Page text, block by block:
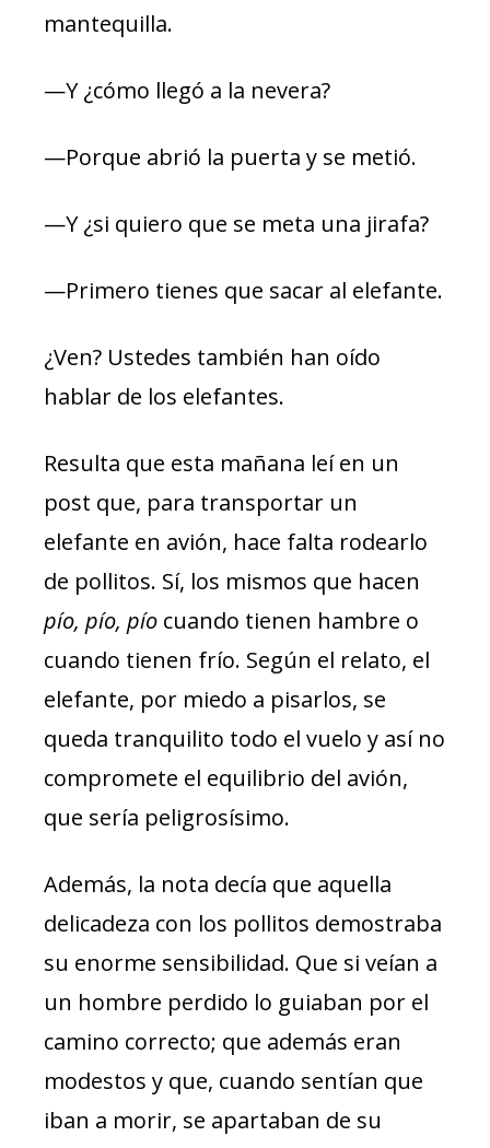
mantequilla.
—Y ¿cómo llegó a la nevera?
—Porque abrió la puerta y se metió.
—Y ¿si quiero que se meta una jirafa?
—Primero tienes que sacar al elefante.
¿Ven? Ustedes también han oído
hablar de los elefantes.
Resulta que esta mañana leí en un
post que, para transportar un
elefante en avión, hace falta rodearlo
de pollitos. Sí, los mismos que hacen
pío, pío, pío cuando tienen hambre o
cuando tienen frío. Según el relato, el
elefante, por miedo a pisarlos, se
queda tranquilito todo el vuelo y así no
compromete el equilibrio del avión,
que sería peligrosísimo.
Además, la nota decía que aquella
delicadeza con los pollitos demostraba
su enorme sensibilidad. Que si veían a
un hombre perdido lo guiaban por el
camino correcto; que además eran
modestos y que, cuando sentían que
iban a morir, se apartaban de su